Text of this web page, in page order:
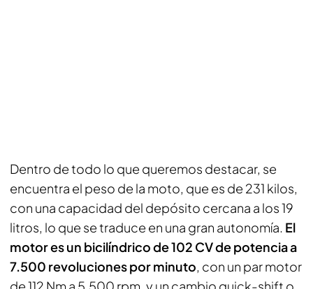
Dentro de todo lo que queremos destacar, se
encuentra el peso de la moto, que es de 231 kilos,
con una capacidad del depósito cercana a los 19
litros, lo que se traduce en una gran autonomía. El
motor es un bicilíndrico de 102 CV de potencia a
7.500 revoluciones por minuto, con un par motor